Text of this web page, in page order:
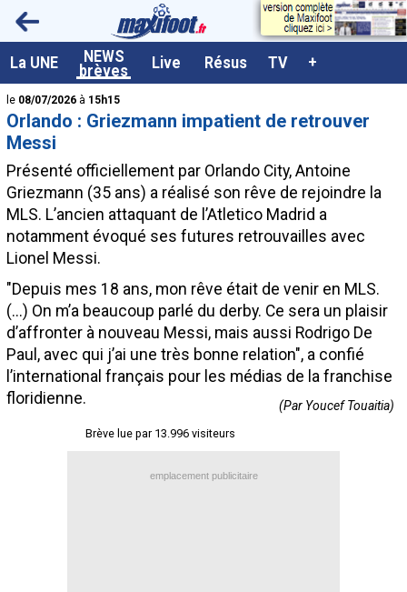
La UNE NEWS
brèves Live Résus TV +
<
le 08/07/2026 à 15h15
Orlando : Griezmann impatient de retrouver
Messi
Présenté officiellement par Orlando City, Antoine
Griezmann (35 ans) a réalisé son rêve de rejoindre la
MLS. L’ancien attaquant de l’Atletico Madrid a
notamment évoqué ses futures retrouvailles avec
Lionel Messi.
"Depuis mes 18 ans, mon rêve était de venir en MLS.
(...) On m’a beaucoup parlé du derby. Ce sera un plaisir
d’affronter à nouveau Messi, mais aussi Rodrigo De
Paul, avec qui j’ai une très bonne relation", a confié
l’international français pour les médias de la franchise
floridienne.
(Par Youcef Touaitia)
Brève lue par 13.996 visiteurs
emplacement publicitaire
A la UNE
Dernières brèves
Live / Matchs en direct
Class. buteurs européens
Programme TV foot
Vidéos
Sondages
Tableau transferts L1
Taille de la police
Paramètrages / Options
Contact / Signaler un bug